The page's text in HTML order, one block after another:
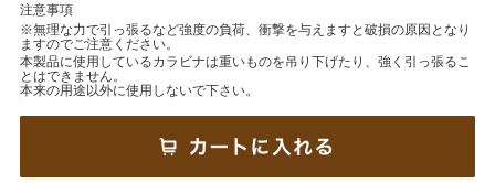
注意事項
※無理な力で引っ張るなど強度の負荷、衝撃を与えますと破損の原因となり
ますのでご注意ください。
本製品に使用しているカラビナは重いものを吊り下げたり、強く引っ張るこ
とはできません。
本来の用途以外に使用しないで下さい。